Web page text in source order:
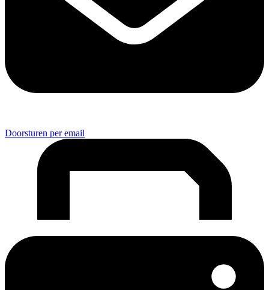
Doorsturen per email